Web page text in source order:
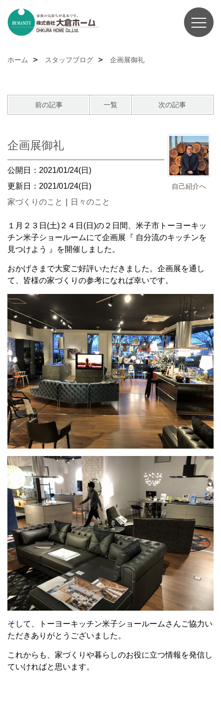
ホーム スタッフブログ 企画展御礼
前の記事 一覧 次の記事
自己紹介へ
企画展御礼
公開日：2021/01/24(日)
更新日：2021/01/24(日)
家づくりのこと
日々のこと
１月２３日(土)２４日(日)の２日間、米子市トーヨーキッ
チン米子ショールームにて企画展『 自分流のキッチンを
見つけよう 』を開催しました。
おかげさまで大変ご好評いただきました。企画展を通し
て、皆様の家づくりの参考になれば幸いです。
そして、トーヨーキッチン米子ショールームさんご協力い
ただきありがとうございました。
これからも、家づくりや暮らしのお役に立つ情報を発信し
ていければと思います。